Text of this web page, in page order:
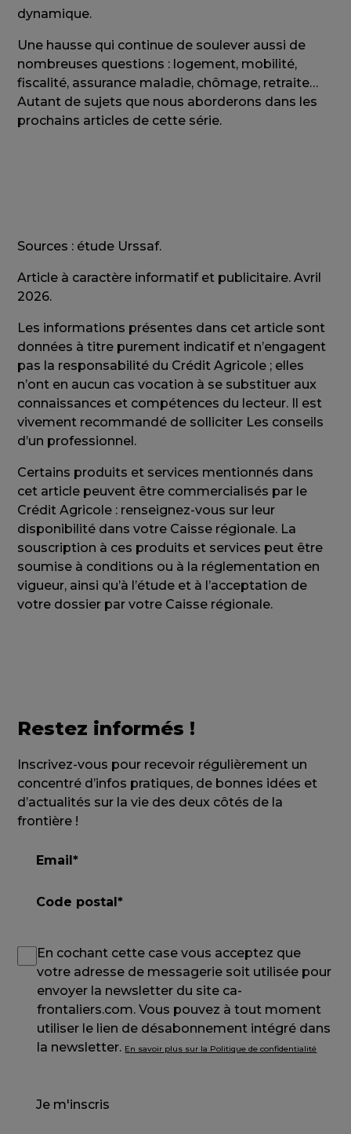
dynamique.
Une hausse qui continue de soulever aussi de
nombreuses questions : logement, mobilité,
fiscalité, assurance maladie, chômage, retraite…
Autant de sujets que nous aborderons dans les
prochains articles de cette série.
Sources : étude Urssaf.
Article à caractère informatif et publicitaire. Avril
2026.
Les informations présentes dans cet article sont
données à titre purement indicatif et n’engagent
pas la responsabilité du Crédit Agricole ; elles
n’ont en aucun cas vocation à se substituer aux
connaissances et compétences du lecteur. Il est
vivement recommandé de solliciter Les conseils
d’un professionnel.
Certains produits et services mentionnés dans
cet article peuvent être commercialisés par le
Crédit Agricole : renseignez-vous sur leur
disponibilité dans votre Caisse régionale. La
souscription à ces produits et services peut être
soumise à conditions ou à la réglementation en
vigueur, ainsi qu’à l’étude et à l’acceptation de
votre dossier par votre Caisse régionale.
Restez informés !
Inscrivez-vous pour recevoir régulièrement un
concentré d’infos pratiques, de bonnes idées et
d’actualités sur la vie des deux côtés de la
frontière !
En cochant cette case vous acceptez que
votre adresse de messagerie soit utilisée pour
envoyer la newsletter du site ca-
frontaliers.com. Vous pouvez à tout moment
utiliser le lien de désabonnement intégré dans
la newsletter. En savoir plus sur la Politique de confidentialité
Je m'inscris